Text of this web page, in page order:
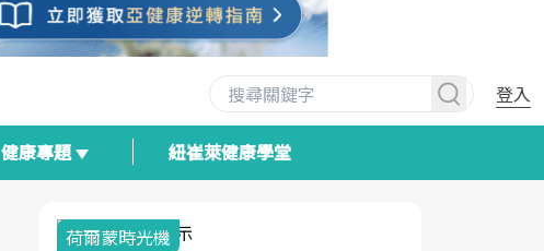
登入
健康專題 紐崔萊健康學堂
荷爾蒙時光機